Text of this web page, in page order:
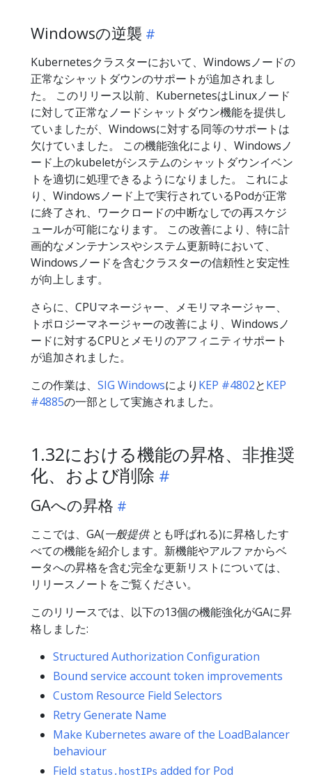
Windowsの逆襲
Kubernetesクラスターにおいて、Windowsノードの
正常なシャットダウンのサポートが追加されまし
た。 このリリース以前、KubernetesはLinuxノード
に対して正常なノードシャットダウン機能を提供し
ていましたが、Windowsに対する同等のサポートは
欠けていました。 この機能強化により、Windowsノ
ード上のkubeletがシステムのシャットダウンイベン
トを適切に処理できるようになりました。 これによ
り、Windowsノード上で実行されているPodが正常
に終了され、ワークロードの中断なしでの再スケジ
ュールが可能になります。 この改善により、特に計
画的なメンテナンスやシステム更新時において、
Windowsノードを含むクラスターの信頼性と安定性
が向上します。
さらに、CPUマネージャー、メモリマネージャー、
トポロジーマネージャーの改善により、Windowsノ
ードに対するCPUとメモリのアフィニティサポート
が追加されました。
この作業は、 SIG Windowsにより KEP #4802とKEP
#4885の一部として実施されました。
1.32における機能の昇格、非推奨
化、および削除
GAへの昇格
ここでは、GA(一般提供とも呼ばれる)に昇格したす
べての機能を紹介します。新機能やアルファからベ
ータへの昇格を含む完全な更新リストについては、
リリースノートをご覧ください。
このリリースでは、以下の13個の機能強化がGAに昇
格しました:
Structured Authorization Configuration
Bound service account token improvements
Custom Resource Field Selectors
Retry Generate Name
Make Kubernetes aware of the LoadBalancer
behaviour
Field status.hostIPs added for Pod